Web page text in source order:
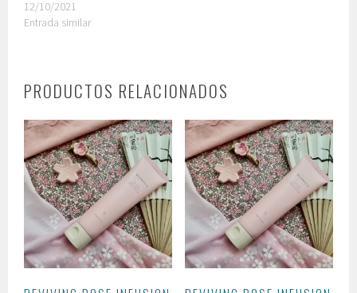
12/10/2021
Entrada similar
PRODUCTOS RELACIONADOS